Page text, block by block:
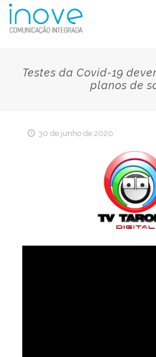
Testes da Covid-19
planos de
30 de junho de 2020